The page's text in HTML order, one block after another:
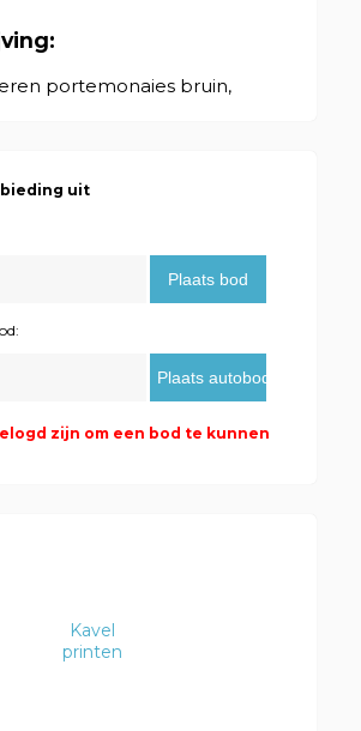
portemonaies bruin,
uit
zijn om een bod te kunnen
Kavel
printen